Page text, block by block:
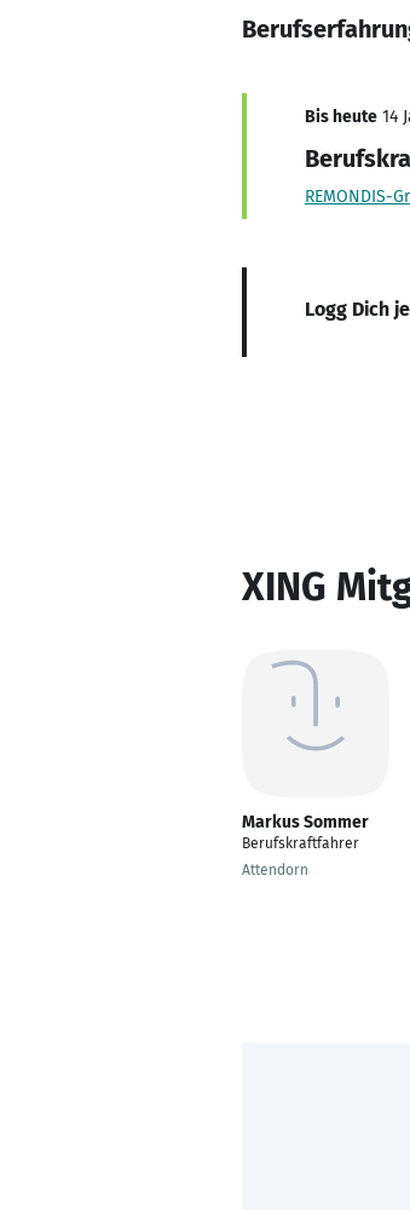
Bis heute 14
REMONDIS-
Logg Dich
XING
Markus Sommer
Berufskraftfahrer
Attendorn